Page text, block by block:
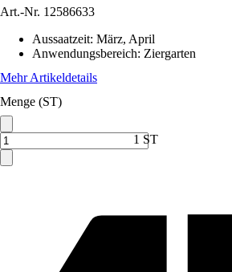
Art.-Nr. 12586633
Aussaatzeit: März, April
Anwendungsbereich: Ziergarten
Mehr Artikeldetails
Menge (ST)
1 ST